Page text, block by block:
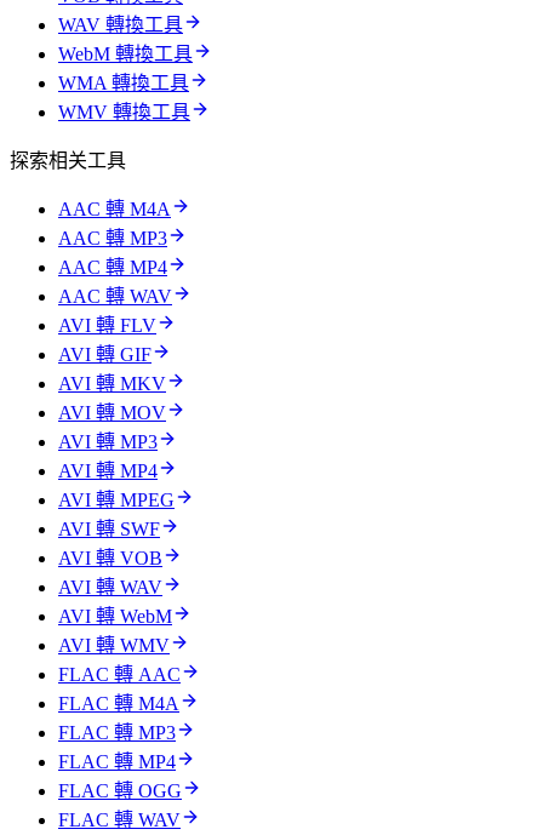
WAV 轉換工具
WebM 轉換工具
WMA 轉換工具
WMV 轉換工具
探索相关工具
AAC 轉 M4A
AAC 轉 MP3
AAC 轉 MP4
AAC 轉 WAV
AVI 轉 FLV
AVI 轉 GIF
AVI 轉 MKV
AVI 轉 MOV
AVI 轉 MP3
AVI 轉 MP4
AVI 轉 MPEG
AVI 轉 SWF
AVI 轉 VOB
AVI 轉 WAV
AVI 轉 WebM
AVI 轉 WMV
FLAC 轉 AAC
FLAC 轉 M4A
FLAC 轉 MP3
FLAC 轉 MP4
FLAC 轉 OGG
FLAC 轉 WAV